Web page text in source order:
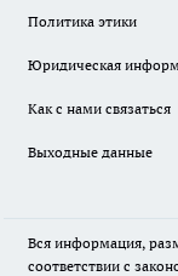
Политика этики
Юридическая
Как с нами связаться
Выходные данные
Вся информация,
соответствии с